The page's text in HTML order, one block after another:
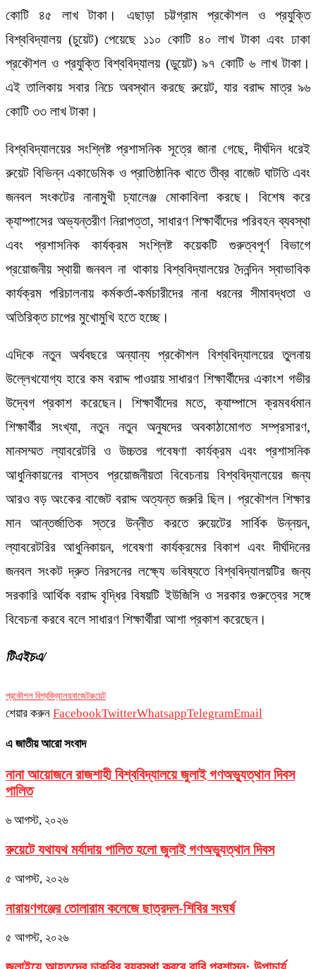
কোটি ৪৫ লাখ টাকা। এছাড়া চট্টগ্রাম প্রকৌশল ও প্রযুক্তি
বিশ্ববিদ্যালয় (চুয়েট) পেয়েছে ১১০ কোটি ৪০ লাখ টাকা এবং ঢাকা
প্রকৌশল ও প্রযুক্তি বিশ্ববিদ্যালয় (ডুয়েট) ৯৭ কোটি ৬ লাখ টাকা।
এই তালিকায় সবার নিচে অবস্থান করছে রুয়েট, যার বরাদ্দ মাত্র ৯৬
কোটি ৩৩ লাখ টাকা।
বিশ্ববিদ্যালয়ের সংশ্লিষ্ট প্রশাসনিক সূত্রে জানা গেছে, দীর্ঘদিন ধরেই
রুয়েট বিভিন্ন একাডেমিক ও প্রাতিষ্ঠানিক খাতে তীব্র বাজেট ঘাটতি এবং
জনবল সংকটের নানামুখী চ্যালেঞ্জ মোকাবিলা করছে। বিশেষ করে
ক্যাম্পাসের অভ্যন্তরীণ নিরাপত্তা, সাধারণ শিক্ষার্থীদের পরিবহন ব্যবস্থা
এবং প্রশাসনিক কার্যক্রম সংশ্লিষ্ট কয়েকটি গুরুত্বপূর্ণ বিভাগে
প্রয়োজনীয় স্থায়ী জনবল না থাকায় বিশ্ববিদ্যালয়ের দৈনন্দিন স্বাভাবিক
কার্যক্রম পরিচালনায় কর্মকর্তা-কর্মচারীদের নানা ধরনের সীমাবদ্ধতা ও
অতিরিক্ত চাপের মুখোমুখি হতে হচ্ছে।
এদিকে নতুন অর্থবছরে অন্যান্য প্রকৌশল বিশ্ববিদ্যালয়ের তুলনায়
উল্লেখযোগ্য হারে কম বরাদ্দ পাওয়ায় সাধারণ শিক্ষার্থীদের একাংশ গভীর
উদ্বেগ প্রকাশ করেছেন। শিক্ষার্থীদের মতে, ক্যাম্পাসে ক্রমবর্ধমান
শিক্ষার্থীর সংখ্যা, নতুন নতুন অনুষদের অবকাঠামোগত সম্প্রসারণ,
মানসম্মত ল্যাবরেটরি ও উচ্চতর গবেষণা কার্যক্রম এবং প্রশাসনিক
আধুনিকায়নের বাস্তব প্রয়োজনীয়তা বিবেচনায় বিশ্ববিদ্যালয়ের জন্য
আরও বড় অংকের বাজেট বরাদ্দ অত্যন্ত জরুরি ছিল। প্রকৌশল শিক্ষার
মান আন্তর্জাতিক স্তরে উন্নীত করতে রুয়েটের সার্বিক উন্নয়ন,
ল্যাবরেটরির আধুনিকায়ন, গবেষণা কার্যক্রমের বিকাশ এবং দীর্ঘদিনের
জনবল সংকট দ্রুত নিরসনের লক্ষ্যে ভবিষ্যতে বিশ্ববিদ্যালয়টির জন্য
সরকারি আর্থিক বরাদ্দ বৃদ্ধির বিষয়টি ইউজিসি ও সরকার গুরুত্বের সঙ্গে
বিবেচনা করবে বলে সাধারণ শিক্ষার্থীরা আশা প্রকাশ করেছেন।
টিএইচএ/
প্রকৌশল বিশ্ববিদ্যালয়বাজেটরুয়েট
শেয়ার করুন FacebookTwitterWhatsappTelegramEmail
এ জাতীয় আরো সংবাদ
নানা আয়োজনে রাজশাহী বিশ্ববিদ্যালয়ে জুলাই গণঅভ্যুত্থান দিবস
পালিত
৬ আগস্ট, ২০২৬
রুয়েটে যথাযথ মর্যাদায় পালিত হলো জুলাই গণঅভ্যুত্থান দিবস
৫ আগস্ট, ২০২৬
নারায়ণগঞ্জের তোলারাম কলেজে ছাত্রদল-শিবির সংঘর্ষ
৫ আগস্ট, ২০২৬